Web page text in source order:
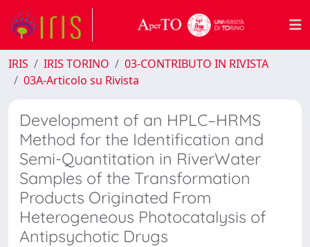
IRIS IRIS TORINO
03-CONTRIBUTO IN RIVISTA
03A-Articolo su Rivista
Development of an HPLC–HRMS
Method for the Identification and
Semi-Quantitation in RiverWater
Samples of the Transformation
Products Originated From
Heterogeneous Photocatalysis of
Antipsychotic Drugs